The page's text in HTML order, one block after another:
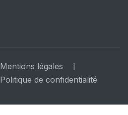
Mentions légales
Politique de confidentialité